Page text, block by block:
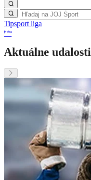
Tipsport liga
Aktuálne udalosti